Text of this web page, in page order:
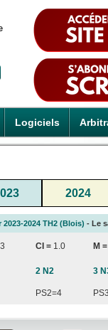
Logiciels
2024
2024 TH2 (Blois) - Le
CI = 1.0 M =
2 N2 3
PS2=4